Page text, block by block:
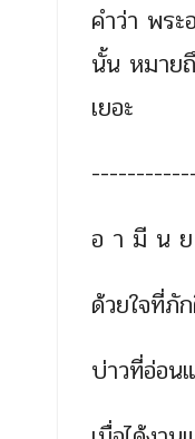
คำว่า พร
นั้น หมายถึ
เยอะ
อ า มี น
ด้วยใจที่ภั
บ่าวที่อ่อน